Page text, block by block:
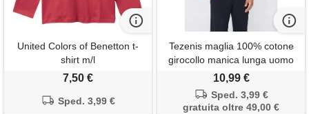
United Colors of Benetton t-
shirt m/l
7,50 €
Sped. 3,99 €
Tezenis maglia 100% cotone
girocollo manica lunga uomo
bianco
10,99 €
Sped. 3,99 €
gratuita oltre 49,00 €